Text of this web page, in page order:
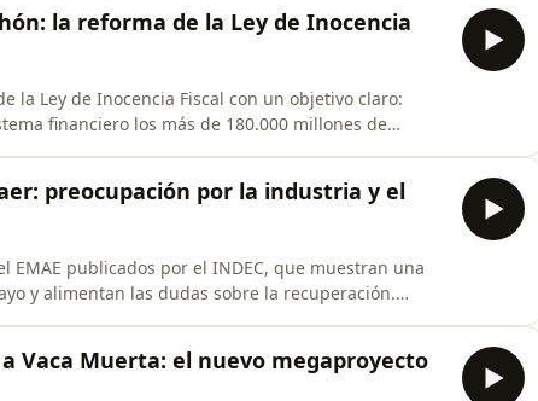
la reforma de la Ley de Inocencia
la Ley de Inocencia Fiscal con un objetivo claro:
financiero los más de 180.000 millones de
preocupación por la industria y el
EMAE publicados por el INDEC, que muestran una
y alimentan las dudas sobre la recuperación.
Vaca Muerta: el nuevo megaproyecto